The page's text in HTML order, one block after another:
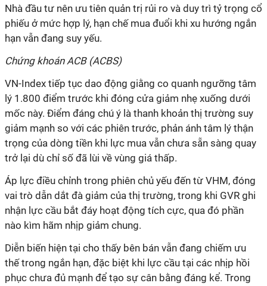
Nhà đầu tư nên ưu tiên quản trị rủi ro và duy trì tỷ trọng cổ
phiếu ở mức hợp lý, hạn chế mua đuổi khi xu hướng ngắn
hạn vẫn đang suy yếu.
Chứng khoán ACB (ACBS)
VN-Index tiếp tục dao động giằng co quanh ngưỡng tâm
lý 1.800 điểm trước khi đóng cửa giảm nhẹ xuống dưới
mốc này. Điểm đáng chú ý là thanh khoản thị trường suy
giảm mạnh so với các phiên trước, phản ánh tâm lý thận
trọng của dòng tiền khi lực mua vẫn chưa sẵn sàng quay
trở lại dù chỉ số đã lùi về vùng giá thấp.
Áp lực điều chỉnh trong phiên chủ yếu đến từ VHM, đóng
vai trò dẫn dắt đà giảm của thị trường, trong khi GVR ghi
nhận lực cầu bắt đáy hoạt động tích cực, qua đó phần
nào kìm hãm nhịp giảm chung.
Diễn biến hiện tại cho thấy bên bán vẫn đang chiếm ưu
thế trong ngắn hạn, đặc biệt khi lực cầu tại các nhịp hồi
phục chưa đủ mạnh để tạo sự cân bằng đáng kể. Trong